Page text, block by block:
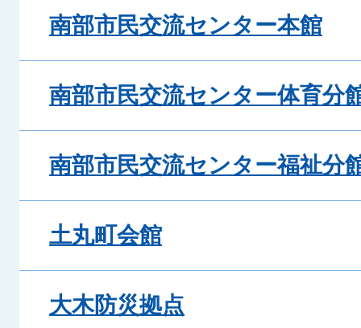
南部市民交流センター本館
南部市民交流センター体育分
南部市民交流センター福祉分
土丸町会館
大木防災拠点